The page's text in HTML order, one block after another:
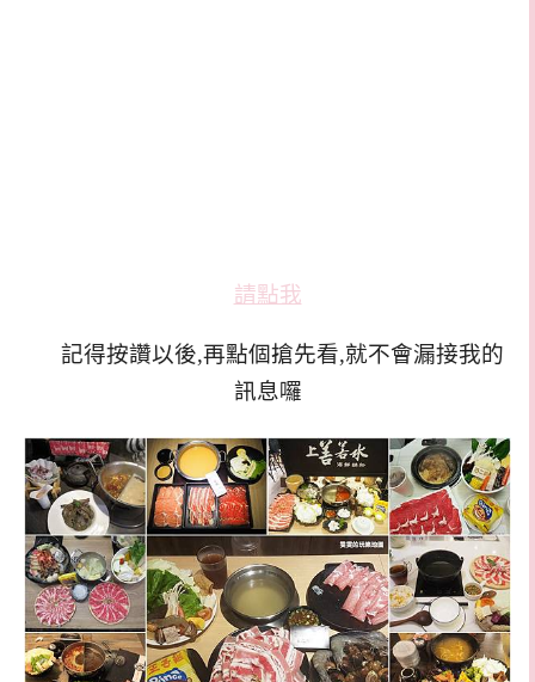
請點我
記得按讚以後,再點個搶先看,就不會漏接我的
訊息囉